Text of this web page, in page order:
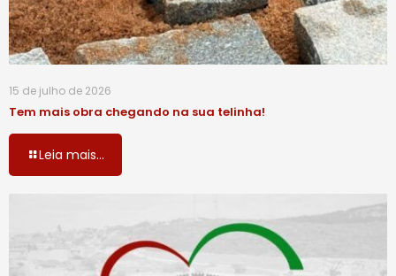
15 de julho de 2026
Tem mais obra chegando na sua telinha!
Leia mais...